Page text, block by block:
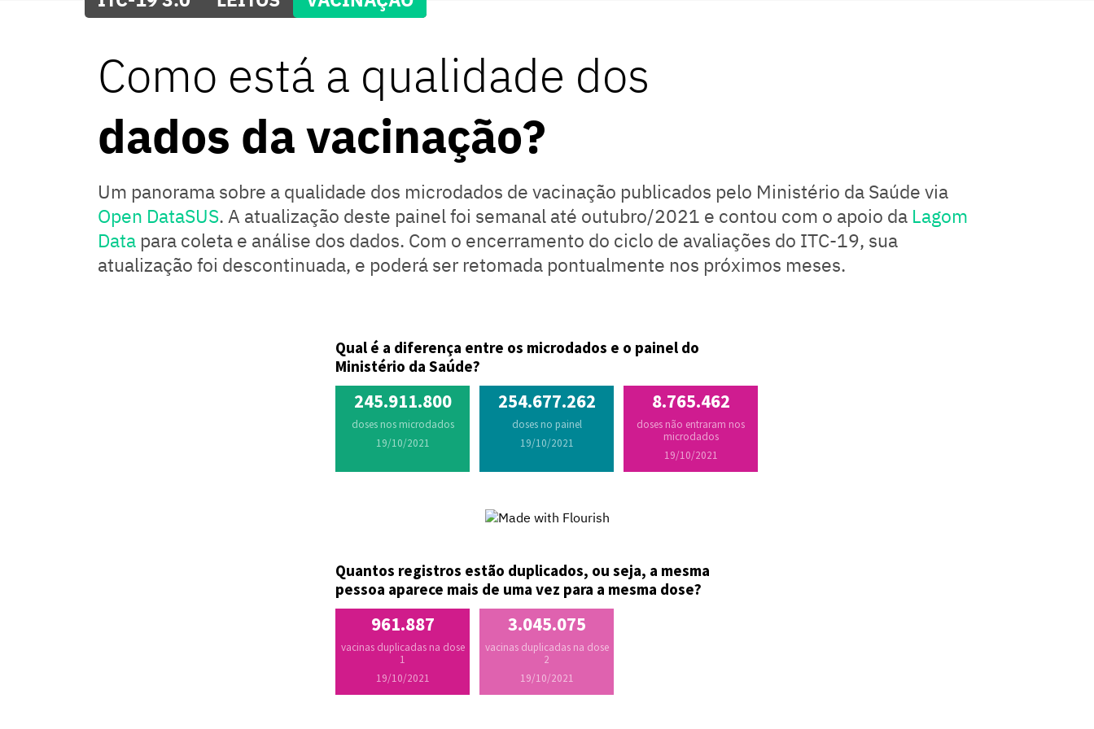
Como está a qualidade dos
dados da vacinação?
Um panorama sobre a qualidade dos microdados de vacinação publicados pelo Ministério da Saúde via
Open DataSUS. A atualização deste painel foi semanal até outubro/2021 e contou com o apoio da Lagom
Data para coleta e análise dos dados. Com o encerramento do ciclo de avaliações do ITC-19, sua
atualização foi descontinuada, e poderá ser retomada pontualmente nos próximos meses.